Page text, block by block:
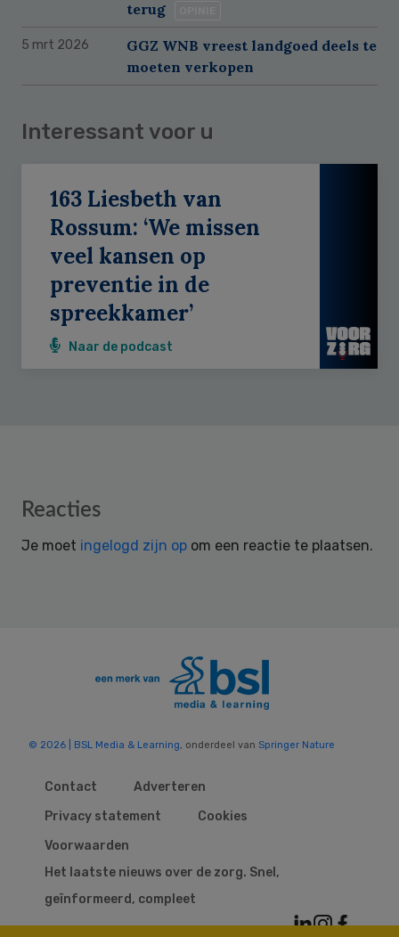
terug
5 mrt 2026
GGZ WNB vreest landgoed deels te
moeten verkopen
Interessant voor u
163 Liesbeth van
Rossum: ‘We missen
veel kansen op
preventie in de
spreekkamer’
Naar de podcast
Reader
Reacties
Je moet ingelogd zijn op om een reactie te plaatsen.
© 2026 | BSL Media & Learning, onderdeel van Springer Nature
Contact
Adverteren
Privacy statement
Cookies
Voorwaarden
Het laatste nieuws over de zorg. Snel,
geïnformeerd, compleet